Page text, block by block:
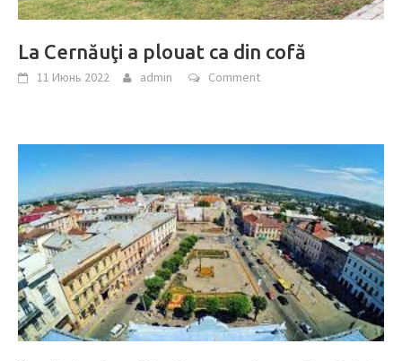
La Cernăuţi a plouat ca din cofă
11 Июнь 2022 admin Comment